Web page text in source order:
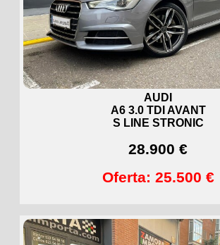
AUDI
A6 3.0 TDI AVANT
S LINE STRONIC
28.900 €
Oferta: 25.500 €